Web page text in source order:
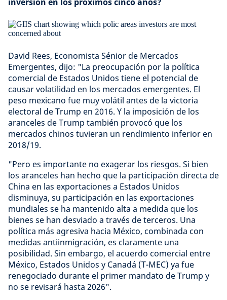
David Rees, Economista Sénior de Mercados
Emergentes, dijo: "La preocupación por la política
comercial de Estados Unidos tiene el potencial de
causar volatilidad en los mercados emergentes. El
peso mexicano fue muy volátil antes de la victoria
electoral de Trump en 2016. Y la imposición de los
aranceles de Trump también provocó que los
mercados chinos tuvieran un rendimiento inferior en
2018/19.
"Pero es importante no exagerar los riesgos. Si bien
los aranceles han hecho que la participación directa de
China en las exportaciones a Estados Unidos
disminuya, su participación en las exportaciones
mundiales se ha mantenido alta a medida que los
bienes se han desviado a través de terceros. Una
política más agresiva hacia México, combinada con
medidas antiinmigración, es claramente una
posibilidad. Sin embargo, el acuerdo comercial entre
México, Estados Unidos y Canadá (T-MEC) ya fue
renegociado durante el primer mandato de Trump y
no se revisará hasta 2026".